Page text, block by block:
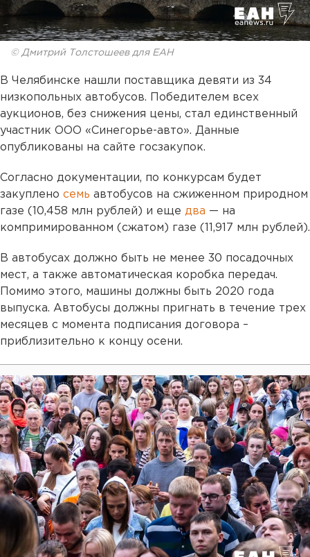
© Дмитрий Толстошеев для ЕАН
В Челябинске нашли поставщика девяти из 34
низкопольных автобусов. Победителем всех
аукционов, без снижения цены, стал единственный
участник ООО «Синегорье-авто». Данные
опубликованы на сайте госзакупок.
Согласно документации, по конкурсам будет
закуплено семь автобусов на сжиженном природном
газе (10,458 млн рублей) и еще два — на
компримированном (сжатом) газе (11,917 млн рублей).
В автобусах должно быть не менее 30 посадочных
мест, а также автоматическая коробка передач.
Помимо этого, машины должны быть 2020 года
выпуска. Автобусы должны пригнать в течение трех
месяцев с момента подписания договора –
приблизительно к концу осени.